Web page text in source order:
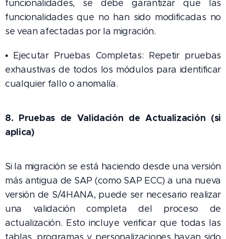
funcionalidades, se debe garantizar que las
funcionalidades que no han sido modificadas no
se vean afectadas por la migración.
• Ejecutar Pruebas Completas: Repetir pruebas
exhaustivas de todos los módulos para identificar
cualquier fallo o anomalía.
8. Pruebas de Validación de Actualización (si
aplica)
Si la migración se está haciendo desde una versión
más antigua de SAP (como SAP ECC) a una nueva
versión de S/4HANA, puede ser necesario realizar
una validación completa del proceso de
actualización. Esto incluye verificar que todas las